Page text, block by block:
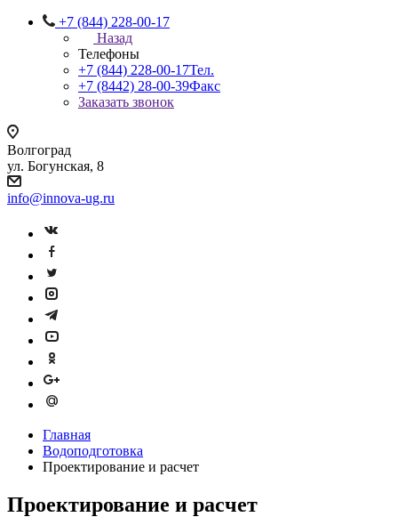
+7 (844) 228-00-17
Назад
Телефоны
+7 (844) 228-00-17Тел.
+7 (8442) 28-00-39Факс
Заказать звонок
Волгоград
ул. Богунская, 8
info@innova-ug.ru
Главная
Водоподготовка
Проектирование и расчет
Проектирование и расчет